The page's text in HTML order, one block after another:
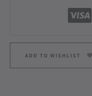
ADD TO WISHLIST